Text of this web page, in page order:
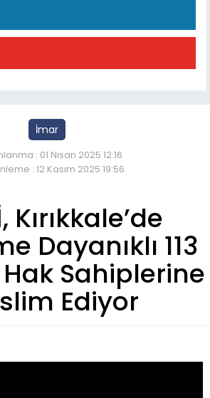
İmar
: 01 Nisan 2025 12:16
: 12 Kasım 2025 19:56
Kırıkkale’de
Dayanıklı 113
Sahiplerine
Ediyor